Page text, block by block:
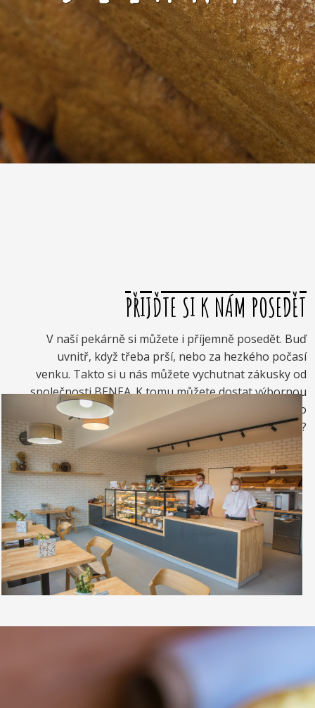
PŘIJĎTE SI K NÁM POSEDĚT
V naší pekárně si můžete i příjemně posedět. Buď
uvnitř, když třeba prší, nebo za hezkého počasí
venku. Takto si u nás můžete vychutnat zákusky od
společnosti BENEA. K tomu můžete dostat výbornou
kávou. Nebo si raději dáte zrmzlinový pohár nebo
vynikající točenou zmrzlinu?